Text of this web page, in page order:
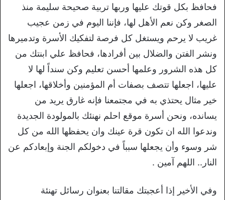
فحافظ بكل قوتك عليها وربها تربية صحيحة سليمة منذ
الصغر وكن نعم الأهل لها، فإننا اليوم في زمن عجيب
غريب لا يرحم ويستغل كل فرصة لتفكيك الأسرة وتدميرها
ونشر الفتن والضلال بين أفرادها، فحافظ علي ابنتك من
كل هذه الشرور وعلمها أحسن تعليم وكن سنداً لها لا
عليها، اجعلها تتصف بصفات أم المؤمنين وأخلاقها، اجعلها
خير مثال يحتذي به في مجتمعنا فإنه غارق يريد من
يسانده، ونحن أسرة موقع احلم نهنئك بالمولودة الجديدة
وندعوا الله ان تكون قرة عينك وان يحفظها الله من كل
شر وسوء وأن يجعلها سبباً في دخولكم الجنة وإبعادكم عن
النار.. اللهم آمين .
وفي الأخير إذا أعجبتك مقالتنا بعنوان رسائل تهنئة